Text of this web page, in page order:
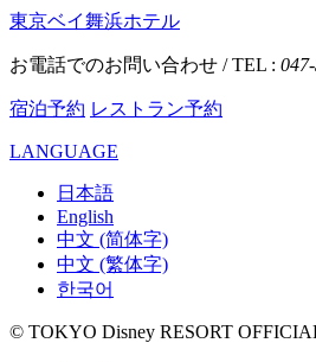
東京ベイ舞浜ホテル
お電話でのお問い合わせ / TEL :
宿泊予約 レストラン予約
LANGUAGE
日本語
English
中文 (简体字)
中文 (繁体字)
한국어
© TOKYO Disney RESORT